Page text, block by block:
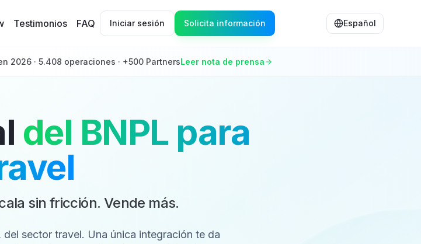
Testimonios FAQ Iniciar sesión Solicita información Español
2026 · 5.408 operaciones · +500 PartnersLeer nota de prensa
del BNPL para
sin fricción. Vende más.
sector travel. Una única integración te da